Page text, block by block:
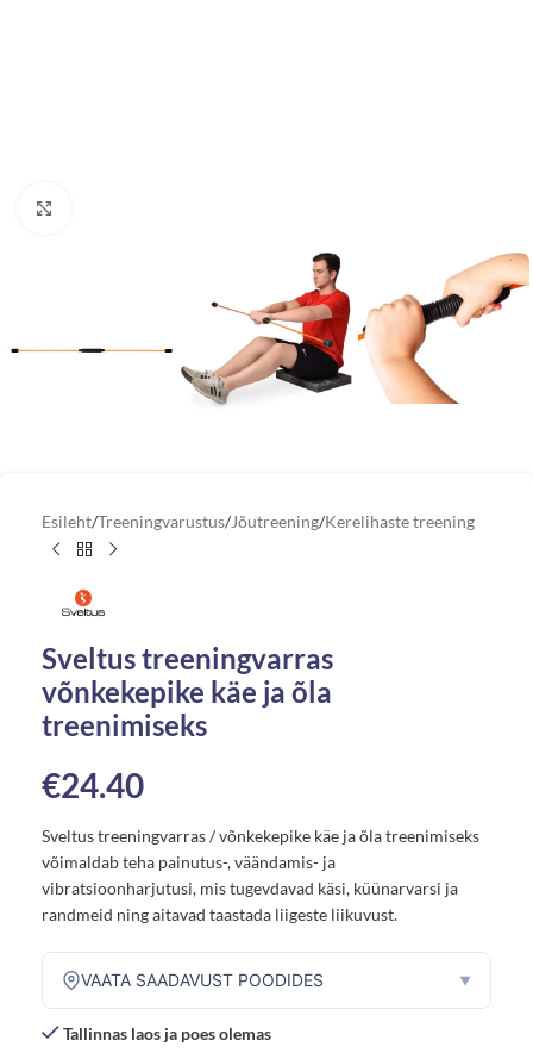
Esileht/Treeningvarustus/Jõutreening/Kerelihaste treening
Sveltus treeningvarras
võnkekepike käe ja õla
treenimiseks
€24.40
Sveltus treeningvarras / võnkekepike käe ja õla treenimiseks
võimaldab teha painutus-, väändamis- ja
vibratsioonharjutusi, mis tugevdavad käsi, küünarvarsi ja
randmeid ning aitavad taastada liigeste liikuvust.
VAATA SAADAVUST POODIDES ▼
Tallinnas laos ja poes olemas